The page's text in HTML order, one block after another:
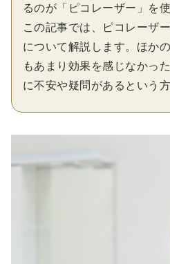
るのが「ピコレーザー」を
この記事では、ピコレーザ
について解説します。ほか
もあまり効果を感じなかっ
に不安や疑問があるという